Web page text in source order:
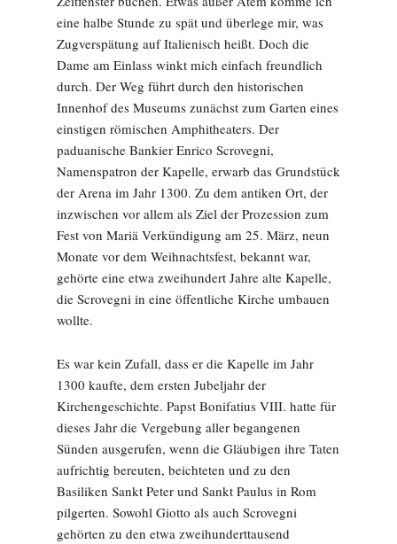
eine halbe Stunde zu spät und überlege mir, was
Zugverspätung auf Italienisch heißt. Doch die
Dame am Einlass winkt mich einfach freundlich
durch. Der Weg führt durch den historischen
Innenhof des Museums zunächst zum Garten eines
einstigen römischen Amphitheaters. Der
paduanische Bankier Enrico Scrovegni,
Namenspatron der Kapelle, erwarb das Grundstück
der Arena im Jahr 1300. Zu dem antiken Ort, der
inzwischen vor allem als Ziel der Prozession zum
Fest von Mariä Verkündigung am 25. März, neun
Monate vor dem Weihnachtsfest, bekannt war,
gehörte eine etwa zweihundert Jahre alte Kapelle,
die Scrovegni in eine öffentliche Kirche umbauen
wollte.
Es war kein Zufall, dass er die Kapelle im Jahr
1300 kaufte, dem ersten Jubeljahr der
Kirchengeschichte. Papst Bonifatius VIII. hatte für
dieses Jahr die Vergebung aller begangenen
Sünden ausgerufen, wenn die Gläubigen ihre Taten
aufrichtig bereuten, beichteten und zu den
Basiliken Sankt Peter und Sankt Paulus in Rom
pilgerten. Sowohl Giotto als auch Scrovegni
gehörten zu den etwa zweihunderttausend